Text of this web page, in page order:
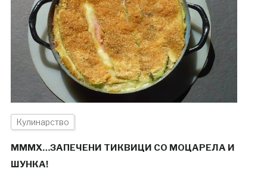
Кулинарство
МММХ…ЗАПЕЧЕНИ ТИКВИЦИ СО МОЦАРЕЛА И
ШУНКА!